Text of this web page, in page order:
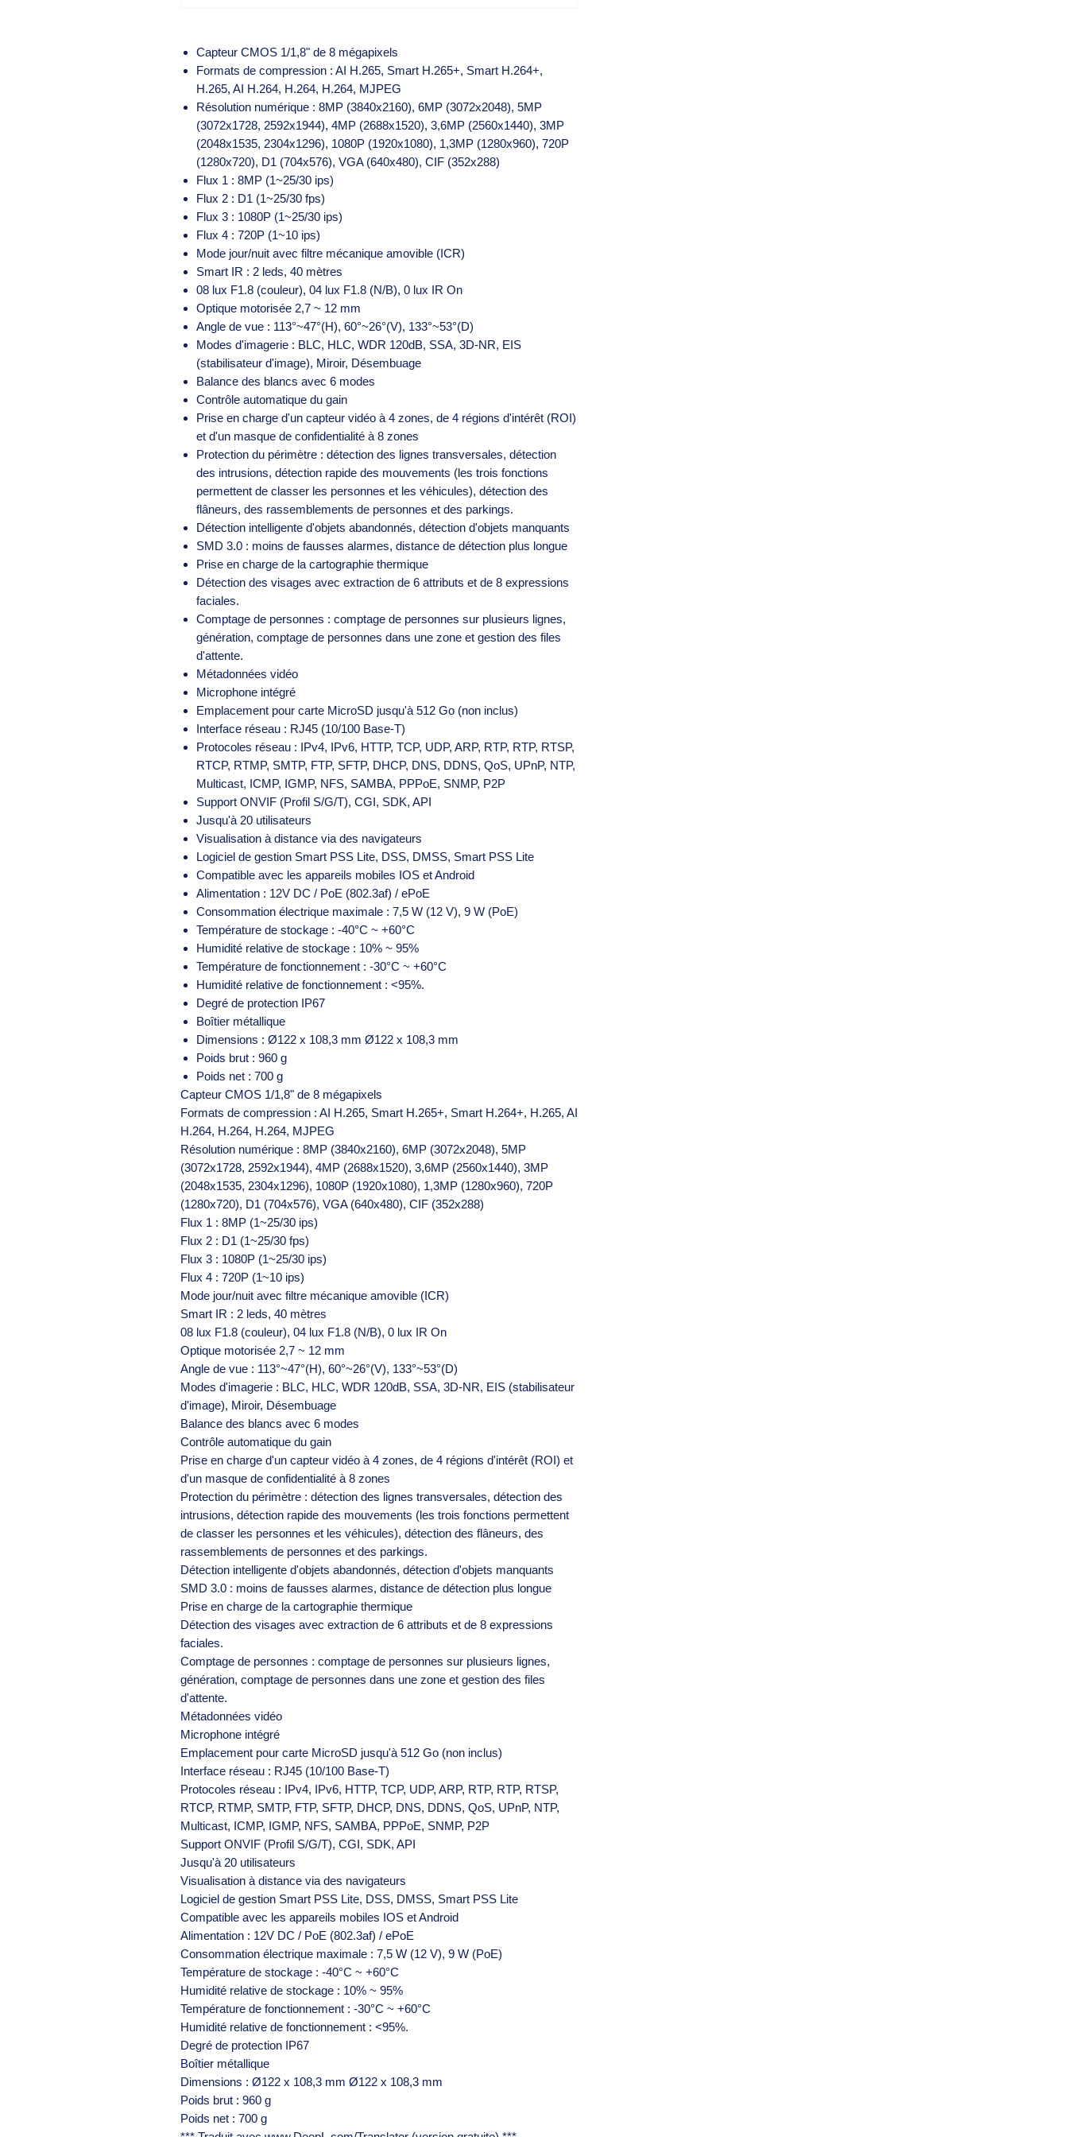
Capteur CMOS 1/1,8" de 8 mégapixels
Formats de compression : AI H.265, Smart H.265+, Smart H.264+,
H.265, AI H.264, H.264, H.264, MJPEG
Résolution numérique : 8MP (3840x2160), 6MP (3072x2048), 5MP
(3072x1728, 2592x1944), 4MP (2688x1520), 3,6MP (2560x1440), 3MP
(2048x1535, 2304x1296), 1080P (1920x1080), 1,3MP (1280x960), 720P
(1280x720), D1 (704x576), VGA (640x480), CIF (352x288)
Flux 1 : 8MP (1~25/30 ips)
Flux 2 : D1 (1~25/30 fps)
Flux 3 : 1080P (1~25/30 ips)
Flux 4 : 720P (1~10 ips)
Mode jour/nuit avec filtre mécanique amovible (ICR)
Smart IR : 2 leds, 40 mètres
08 lux F1.8 (couleur), 04 lux F1.8 (N/B), 0 lux IR On
Optique motorisée 2,7 ~ 12 mm
Angle de vue : 113°~47°(H), 60°~26°(V), 133°~53°(D)
Modes d'imagerie : BLC, HLC, WDR 120dB, SSA, 3D-NR, EIS
(stabilisateur d'image), Miroir, Désembuage
Balance des blancs avec 6 modes
Contrôle automatique du gain
Prise en charge d'un capteur vidéo à 4 zones, de 4 régions d'intérêt (ROI)
et d'un masque de confidentialité à 8 zones
Protection du périmètre : détection des lignes transversales, détection
des intrusions, détection rapide des mouvements (les trois fonctions
permettent de classer les personnes et les véhicules), détection des
flâneurs, des rassemblements de personnes et des parkings.
Détection intelligente d'objets abandonnés, détection d'objets manquants
SMD 3.0 : moins de fausses alarmes, distance de détection plus longue
Prise en charge de la cartographie thermique
Détection des visages avec extraction de 6 attributs et de 8 expressions
faciales.
Comptage de personnes : comptage de personnes sur plusieurs lignes,
génération, comptage de personnes dans une zone et gestion des files
d'attente.
Métadonnées vidéo
Microphone intégré
Emplacement pour carte MicroSD jusqu'à 512 Go (non inclus)
Interface réseau : RJ45 (10/100 Base-T)
Protocoles réseau : IPv4, IPv6, HTTP, TCP, UDP, ARP, RTP, RTP, RTSP,
RTCP, RTMP, SMTP, FTP, SFTP, DHCP, DNS, DDNS, QoS, UPnP, NTP,
Multicast, ICMP, IGMP, NFS, SAMBA, PPPoE, SNMP, P2P
Support ONVIF (Profil S/G/T), CGI, SDK, API
Jusqu'à 20 utilisateurs
Visualisation à distance via des navigateurs
Logiciel de gestion Smart PSS Lite, DSS, DMSS, Smart PSS Lite
Compatible avec les appareils mobiles IOS et Android
Alimentation : 12V DC / PoE (802.3af) / ePoE
Consommation électrique maximale : 7,5 W (12 V), 9 W (PoE)
Température de stockage : -40°C ~ +60°C
Humidité relative de stockage : 10% ~ 95%
Température de fonctionnement : -30°C ~ +60°C
Humidité relative de fonctionnement : <95%.
Degré de protection IP67
Boîtier métallique
Dimensions : Ø122 x 108,3 mm Ø122 x 108,3 mm
Poids brut : 960 g
Poids net : 700 g
Capteur CMOS 1/1,8" de 8 mégapixels
Formats de compression : AI H.265, Smart H.265+, Smart H.264+, H.265, AI
H.264, H.264, H.264, MJPEG
Résolution numérique : 8MP (3840x2160), 6MP (3072x2048), 5MP
(3072x1728, 2592x1944), 4MP (2688x1520), 3,6MP (2560x1440), 3MP
(2048x1535, 2304x1296), 1080P (1920x1080), 1,3MP (1280x960), 720P
(1280x720), D1 (704x576), VGA (640x480), CIF (352x288)
Flux 1 : 8MP (1~25/30 ips)
Flux 2 : D1 (1~25/30 fps)
Flux 3 : 1080P (1~25/30 ips)
Flux 4 : 720P (1~10 ips)
Mode jour/nuit avec filtre mécanique amovible (ICR)
Smart IR : 2 leds, 40 mètres
08 lux F1.8 (couleur), 04 lux F1.8 (N/B), 0 lux IR On
Optique motorisée 2,7 ~ 12 mm
Angle de vue : 113°~47°(H), 60°~26°(V), 133°~53°(D)
Modes d'imagerie : BLC, HLC, WDR 120dB, SSA, 3D-NR, EIS (stabilisateur
d'image), Miroir, Désembuage
Balance des blancs avec 6 modes
Contrôle automatique du gain
Prise en charge d'un capteur vidéo à 4 zones, de 4 régions d'intérêt (ROI) et
d'un masque de confidentialité à 8 zones
Protection du périmètre : détection des lignes transversales, détection des
intrusions, détection rapide des mouvements (les trois fonctions permettent
de classer les personnes et les véhicules), détection des flâneurs, des
rassemblements de personnes et des parkings.
Détection intelligente d'objets abandonnés, détection d'objets manquants
SMD 3.0 : moins de fausses alarmes, distance de détection plus longue
Prise en charge de la cartographie thermique
Détection des visages avec extraction de 6 attributs et de 8 expressions
faciales.
Comptage de personnes : comptage de personnes sur plusieurs lignes,
génération, comptage de personnes dans une zone et gestion des files
d'attente.
Métadonnées vidéo
Microphone intégré
Emplacement pour carte MicroSD jusqu'à 512 Go (non inclus)
Interface réseau : RJ45 (10/100 Base-T)
Protocoles réseau : IPv4, IPv6, HTTP, TCP, UDP, ARP, RTP, RTP, RTSP,
RTCP, RTMP, SMTP, FTP, SFTP, DHCP, DNS, DDNS, QoS, UPnP, NTP,
Multicast, ICMP, IGMP, NFS, SAMBA, PPPoE, SNMP, P2P
Support ONVIF (Profil S/G/T), CGI, SDK, API
Jusqu'à 20 utilisateurs
Visualisation à distance via des navigateurs
Logiciel de gestion Smart PSS Lite, DSS, DMSS, Smart PSS Lite
Compatible avec les appareils mobiles IOS et Android
Alimentation : 12V DC / PoE (802.3af) / ePoE
Consommation électrique maximale : 7,5 W (12 V), 9 W (PoE)
Température de stockage : -40°C ~ +60°C
Humidité relative de stockage : 10% ~ 95%
Température de fonctionnement : -30°C ~ +60°C
Humidité relative de fonctionnement : <95%.
Degré de protection IP67
Boîtier métallique
Dimensions : Ø122 x 108,3 mm Ø122 x 108,3 mm
Poids brut : 960 g
Poids net : 700 g